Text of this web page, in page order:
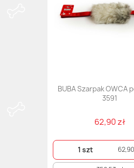
BUBA Szarpak OWCA
3591
62,90 zł
1 szt